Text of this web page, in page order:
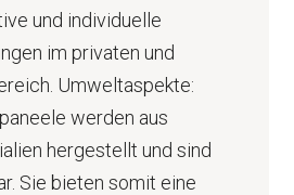
und individuelle
im privaten und
Umweltaspekte:
werden aus
hergestellt und sind
Sie bieten somit eine